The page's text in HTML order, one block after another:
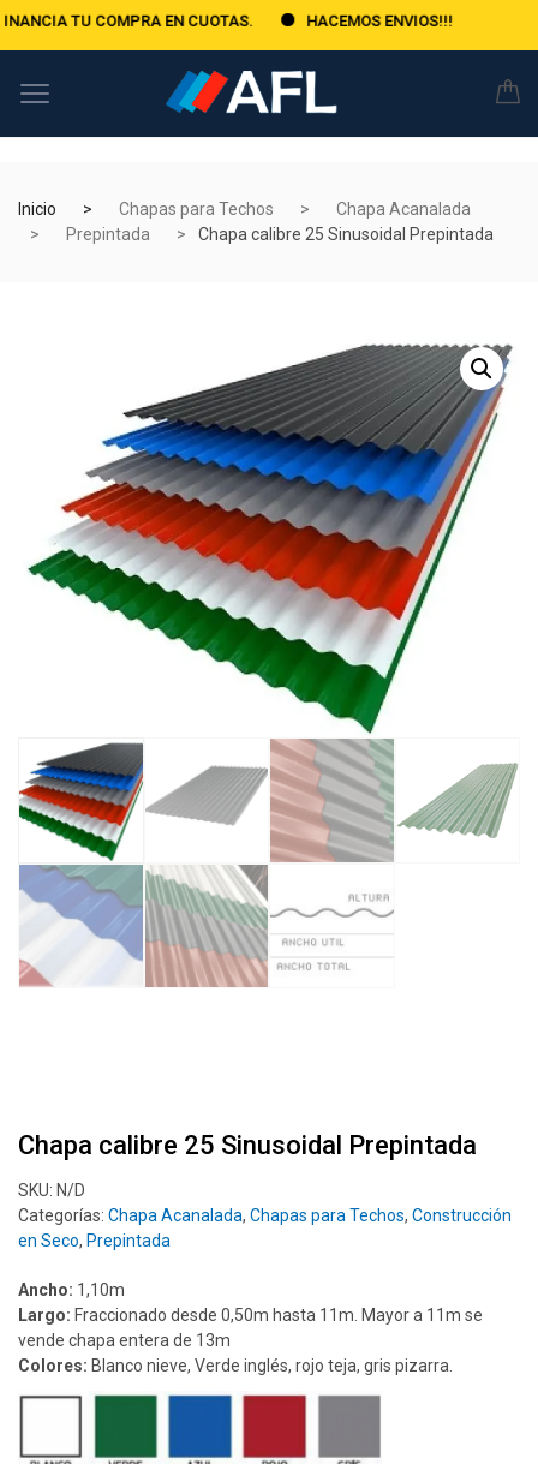
TU COMPRA EN CUOTAS. HACEMOS ENVIOS!!!
Inicio Chapas para Techos
Chapa Acanalada
Prepintada
Chapa calibre 25 Sinusoidal Prepintada
Chapa calibre 25 Sinusoidal Prepintada
SKU: N/D
Categorías: Chapa Acanalada, Chapas para Techos, Construcción
en Seco, Prepintada
Ancho: 1,10m
Largo: Fraccionado desde 0,50m hasta 11m. Mayor a 11m se
vende chapa entera de 13m
Colores: Blanco nieve, Verde inglés, rojo teja, gris pizarra.